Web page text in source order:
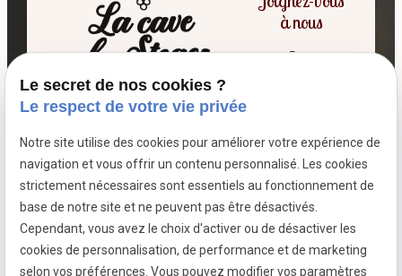
Siret :39799787500026
à nous
7 passage fleuri
- 59380 SOCX
Le secret de nos cookies ?
Le respect de votre vie privée
Notre site utilise des cookies pour améliorer votre expérience de
navigation et vous offrir un contenu personnalisé. Les cookies
strictement nécessaires sont essentiels au fonctionnement de
base de notre site et ne peuvent pas être désactivés.
Cependant, vous avez le choix d'activer ou de désactiver les
cookies de personnalisation, de performance et de marketing
selon vos préférences. Vous pouvez modifier vos paramètres